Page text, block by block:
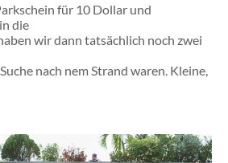
für 10 Dollar und
die
wir dann tatsächlich noch zwei
nach nem Strand waren. Kleine,